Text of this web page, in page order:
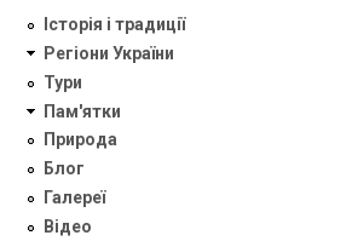
Історія і традиції
Регіони України
Тури
Пам'ятки
Природа
Блог
Галереї
Відео